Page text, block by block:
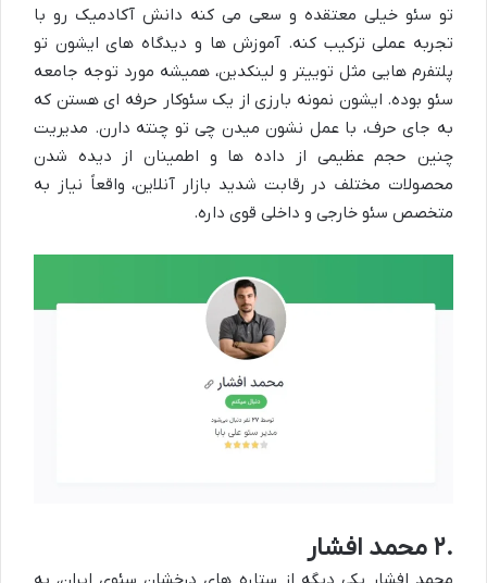
تو سئو خیلی معتقده و سعی می کنه دانش آکادمیک رو با
تجربه عملی ترکیب کنه. آموزش ها و دیدگاه های ایشون تو
پلتفرم هایی مثل توییتر و لینکدین، همیشه مورد توجه جامعه
سئو بوده. ایشون نمونه بارزی از یک سئوکار حرفه ایهستن که
به جای حرف، با عمل نشون میدن چی تو چنته دارن. مدیریت
چنین حجم عظیمی از داده ها و اطمینان از دیده شدن
محصولات مختلف در رقابت شدید بازار آنلاین، واقعاً نیاز به
متخصص سئو خارجی و داخلی قوی داره.
۲. محمد افشار